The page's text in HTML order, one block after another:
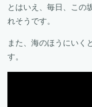
とはいえ、毎日、この
れそうです。
また、海のほうにいく
す。